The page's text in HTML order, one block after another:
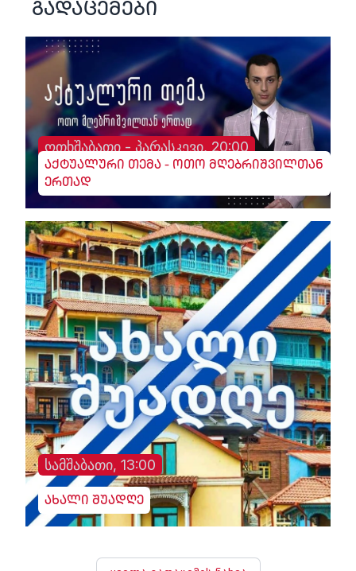
გადაცემები
ოთხშაბათი - პარასკევი, 20:00
აქტუალური თემა - ოთო მღებრიშვილთან
ერთად
სამშაბათი, 13:00
ახალი შუადღე